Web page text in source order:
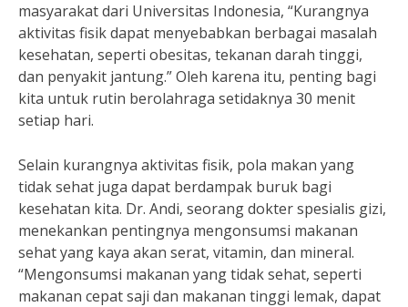
masyarakat dari Universitas Indonesia, “Kurangnya
aktivitas fisik dapat menyebabkan berbagai masalah
kesehatan, seperti obesitas, tekanan darah tinggi,
dan penyakit jantung.” Oleh karena itu, penting bagi
kita untuk rutin berolahraga setidaknya 30 menit
setiap hari.
Selain kurangnya aktivitas fisik, pola makan yang
tidak sehat juga dapat berdampak buruk bagi
kesehatan kita. Dr. Andi, seorang dokter spesialis gizi,
menekankan pentingnya mengonsumsi makanan
sehat yang kaya akan serat, vitamin, dan mineral.
“Mengonsumsi makanan yang tidak sehat, seperti
makanan cepat saji dan makanan tinggi lemak, dapat